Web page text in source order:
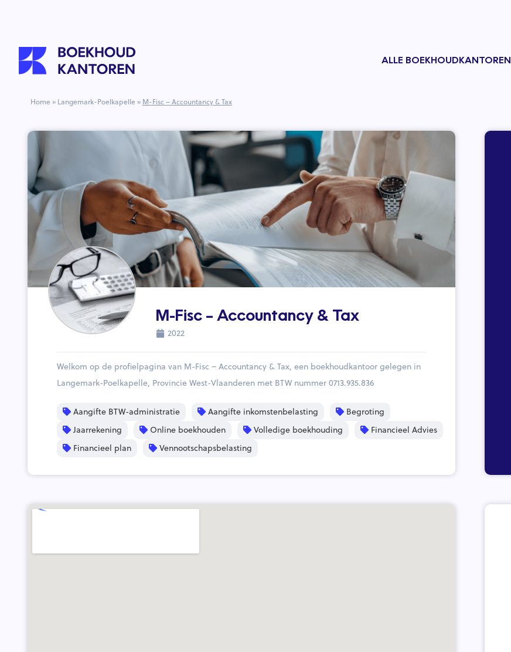
ALLE BOEKHOUDKANTOREN
Home » Langemark-Poelkapelle » M-Fisc – Accountancy & Tax
M-Fisc – Accountancy & Tax
2022
Welkom op de profielpagina van M-Fisc – Accountancy & Tax, een boekhoudkantoor gelegen in
Langemark-Poelkapelle, Provincie West-Vlaanderen met BTW nummer 0713.935.836
Aangifte BTW-administratie Aangifte inkomstenbelasting
Begroting
Jaarrekening
Online boekhouden Volledige boekhouding
Financieel Advies
Financieel plan
Vennootschapsbelasting